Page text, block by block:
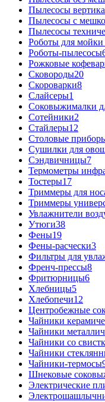
Пылесосы
Пылесосы с
Пылесосы
Роботы для мойки
Роботы-пылесосы
Рожковые
Сковороды20
Скороварки8
Слайсеры1
Соковыжималки
Сотейники2
Стайлеры12
Столовые
Сушилки для
Сэндвичницы7
Термометры
Тостеры17
Триммеры для
Триммеры
Увлажнители
Утюги38
Фены19
Фены-расчески3
Фильтры для
Френч-прессы8
Фритюрницы6
Хлебницы5
Хлебопечи12
Центробежные
Чайники
Чайники
Чайники со
Чайники
Чайники-термосы
Шнековые
Электрические